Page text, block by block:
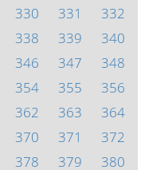
330 331
332
338 339
340
346 347
348
354 355
356
362 363
364
370 371
372
378 379 380